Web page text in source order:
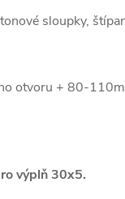
sloupky,
otvoru + 80-
výplň 30x5.